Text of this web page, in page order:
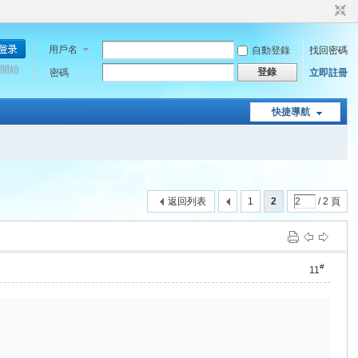
用戶名 自動登錄
找回密碼
密碼
登錄 立即註冊
始
快捷導航
1 2 / 2 頁
返回列表
11#